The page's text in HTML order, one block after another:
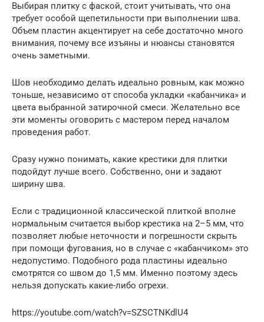
Выбирая плитку с фаской, стоит учитывать, что она
требует особой щепетильности при выполнении шва.
Объем пластин акцентирует на себе достаточно много
внимания, почему все изъяны и нюансы становятся
очень заметными.
Шов необходимо делать идеально ровным, как можно
тоньше, независимо от способа укладки «кабанчика» и
цвета выбранной затирочной смеси. Желательно все
эти моменты оговорить с мастером перед началом
проведения работ.
Сразу нужно понимать, какие крестики для плитки
подойдут лучше всего. Собственно, они и задают
ширину шва.
Если с традиционной классической плиткой вполне
нормальным считается выбор крестика на 2–5 мм, что
позволяет любые неточности и погрешности скрыть
при помощи фугования, но в случае с «кабанчиком» это
недопустимо. Подобного рода пластины идеально
смотрятся со швом до 1,5 мм. Именно поэтому здесь
нельзя допускать какие-либо огрехи.
https://youtube.com/watch?v=SZSCTNKdlU4